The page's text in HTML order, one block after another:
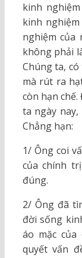
kinh
kinh
nghiệm
không phải
Chúng ta,
mà rút ra
còn hạn
ta ngày
Chẳng hạn:
1/ Ông coi
của chính
đúng.
2/ Ông đã
đời sống
áo mặc
quyết vấn